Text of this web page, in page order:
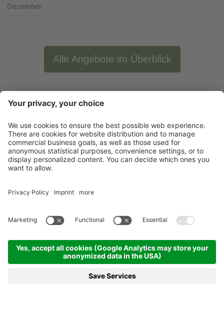
Dezember
Alle Angebote im Überblick
Newsletter
X-Large Travel
Unsere Betriebe
Kontakt
2026 X-Large Travel - X-Large OHG des Gottfried Walter & Co. MwSt-Nr.
und St. Nr. 01544740218. Impressum. Sitemap. Cookie-Einstellungen